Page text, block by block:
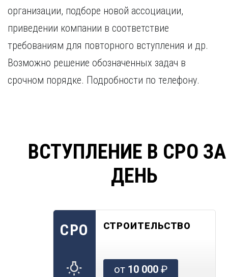
организации, подборе новой ассоциации,
приведении компании в соответствие
требованиям для повторного вступления и др.
Возможно решение обозначенных задач в
срочном порядке. Подробности по телефону.
ВСТУПЛЕНИЕ В СРО
ДЕНЬ
СРО СТРОИТЕЛЬСТВО
от 10 000₽